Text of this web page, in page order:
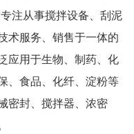
注从事搅拌设备、刮泥
术服务、销售于一体的
应用于生物、制药、化
、食品、化纤、淀粉等
密封、搅拌器、浓密